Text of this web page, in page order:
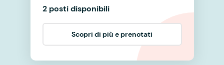
2 posti disponibili
Scopri di più e prenotati